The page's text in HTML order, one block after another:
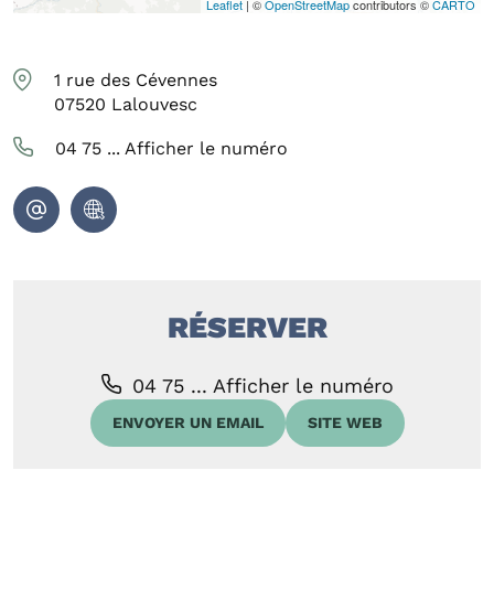
Leaflet | ©OpenStreetMapcontributors ©CARTO
1 rue des Cévennes
07520 Lalouvesc
04 75 ... Afficher le numéro
RÉSERVER
04 75 ... Afficher le numéro
ENVOYER UN EMAIL SITE WEB